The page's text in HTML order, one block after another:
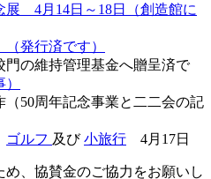
展 4月14日～18日（創造館に
発行済です）
維持管理基金へ贈呈済で
周年記念事業と二二会の記
ゴルフ 及び小旅行 4月17日
め、協賛金のご協力をお願いし